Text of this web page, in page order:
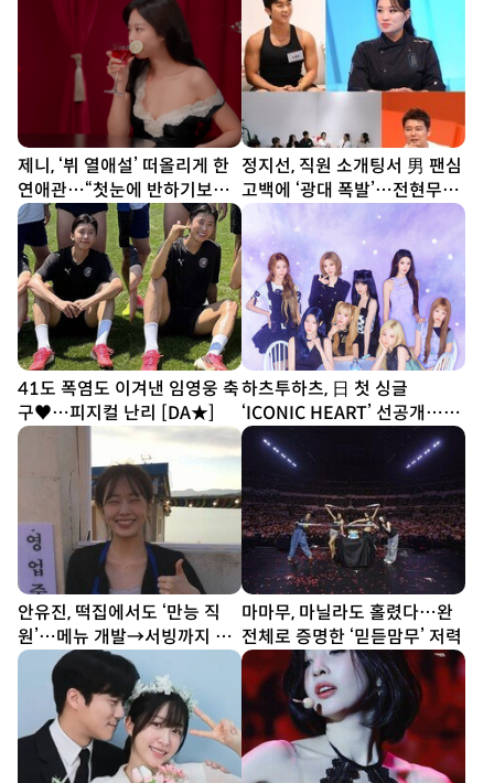
제니, ‘뷔 열애설’ 떠올리게 한
연애관…“첫눈에 반하기보다
친구부터” [SD톡톡]
정지선, 직원 소개팅서 男 팬심
고백에 ‘광대 폭발’…전현무
“집에 좀 가!” (사당귀)
41도 폭염도 이겨낸 임영웅 축
구♥…피지컬 난리 [DA★]
하츠투하츠, 日 첫 싱글
‘ICONIC HEART’ 선공개…짜
릿한 설렘 담았다
안유진, 떡집에서도 ‘만능 직
원’…메뉴 개발→서빙까지 똑
부러지네 (우주떡집)
마마무, 마닐라도 홀렸다…완
전체로 증명한 ‘믿듣맘무’ 저력